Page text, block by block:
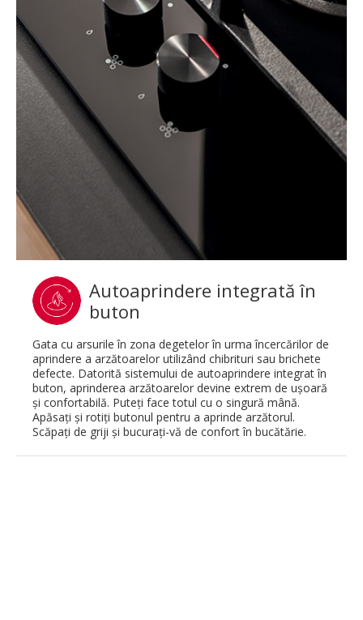
Autoaprindere integrată în
buton
Gata cu arsurile în zona degetelor în urma încercărilor de
aprindere a arzătoarelor utilizând chibrituri sau brichete
defecte. Datorită sistemului de autoaprindere integrat în
buton, aprinderea arzătoarelor devine extrem de uşoară
şi confortabilă. Puteţi face totul cu o singură mână.
Apăsaţi şi rotiţi butonul pentru a aprinde arzătorul.
Scăpaţi de griji şi bucuraţi-vă de confort în bucătărie.